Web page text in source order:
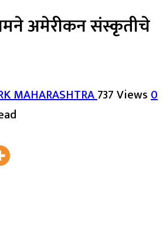
अमेरीकन संस्कृतीचे
MAHARASHTRA737 Views0